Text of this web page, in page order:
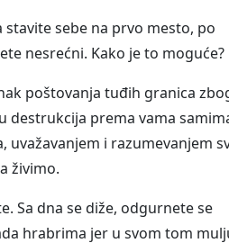
sebe na prvo mesto, po
nesrećni. Kako je to moguće?
poštovanja tuđih granica
destrukcija prema vama
uvažavanjem i razumevanjem
živimo.
Sa dna se diže, odgurnete se
hrabrima jer u svom tom